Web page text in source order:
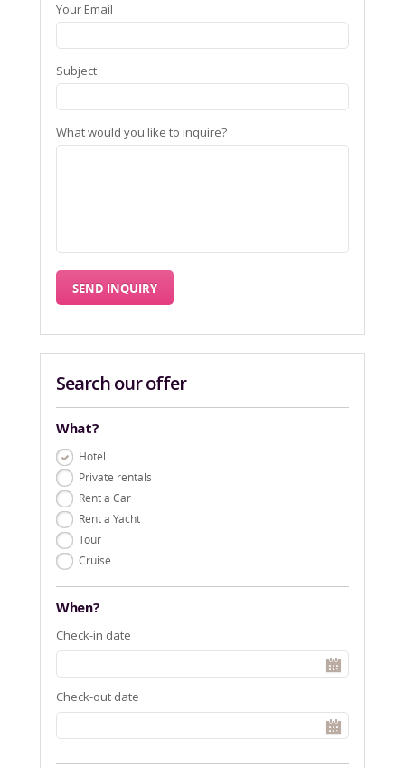
Your Email
Subject
What would you like to inquire?
Search our offer
What?
Hotel
Private rentals
Rent a Car
Rent a Yacht
Tour
Cruise
When?
Check-in date
Check-out date